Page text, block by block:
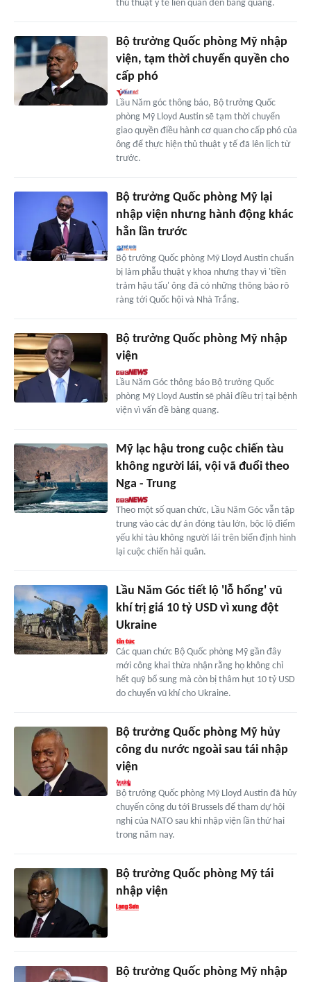
thủ thuật y tế liên quan đến bàng quang.
Bộ trưởng Quốc phòng Mỹ nhập
viện, tạm thời chuyển quyền cho
cấp phó
Lầu Năm góc thông báo, Bộ trưởng Quốc
phòng Mỹ Lloyd Austin sẽ tạm thời chuyển
giao quyền điều hành cơ quan cho cấp phó của
ông để thực hiện thủ thuật y tế đã lên lịch từ
trước.
Bộ trưởng Quốc phòng Mỹ lại
nhập viện nhưng hành động khác
hẳn lần trước
Bộ trưởng Quốc phòng Mỹ Lloyd Austin chuẩn
bị làm phẫu thuật y khoa nhưng thay vì 'tiền
trảm hậu tấu' ông đã có những thông báo rõ
ràng tới Quốc hội và Nhà Trắng.
Bộ trưởng Quốc phòng Mỹ nhập
viện
Lầu Năm Góc thông báo Bộ trưởng Quốc
phòng Mỹ Lloyd Austin sẽ phải điều trị tại bệnh
viện vì vấn đề bàng quang.
Mỹ lạc hậu trong cuộc chiến tàu
không người lái, vội vã đuổi theo
Nga - Trung
Theo một số quan chức, Lầu Năm Góc vẫn tập
trung vào các dự án đóng tàu lớn, bộc lộ điểm
yếu khi tàu không người lái trên biển định hình
lại cuộc chiến hải quân.
Lầu Năm Góc tiết lộ 'lỗ hổng' vũ
khí trị giá 10 tỷ USD vì xung đột
Ukraine
Các quan chức Bộ Quốc phòng Mỹ gần đây
mới công khai thừa nhận rằng họ không chỉ
hết quỹ bổ sung mà còn bị thâm hụt 10 tỷ USD
do chuyển vũ khí cho Ukraine.
Bộ trưởng Quốc phòng Mỹ hủy
công du nước ngoài sau tái nhập
viện
Bộ trưởng Quốc phòng Mỹ Lloyd Austin đã hủy
chuyến công du tới Brussels để tham dự hội
nghị của NATO sau khi nhập viện lần thứ hai
trong năm nay.
Bộ trưởng Quốc phòng Mỹ tái
nhập viện
Bộ trưởng Quốc phòng Mỹ nhập